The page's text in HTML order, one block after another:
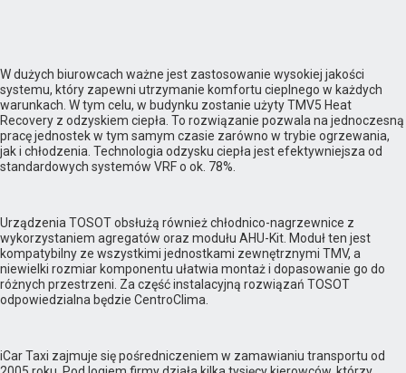
W dużych biurowcach ważne jest zastosowanie wysokiej jakości
systemu, który zapewni utrzymanie komfortu cieplnego w każdych
warunkach. W tym celu, w budynku zostanie użyty TMV5 Heat
Recovery z odzyskiem ciepła. To rozwiązanie pozwala na jednoczesną
pracę jednostek w tym samym czasie zarówno w trybie ogrzewania,
jak i chłodzenia. Technologia odzysku ciepła jest efektywniejsza od
standardowych systemów VRF o ok. 78%.
Urządzenia TOSOT obsłużą również chłodnico-nagrzewnice z
wykorzystaniem agregatów oraz modułu AHU-Kit. Moduł ten jest
kompatybilny ze wszystkimi jednostkami zewnętrznymi TMV, a
niewielki rozmiar komponentu ułatwia montaż i dopasowanie go do
różnych przestrzeni. Za część instalacyjną rozwiązań TOSOT
odpowiedzialna będzie CentroClima.
iCar Taxi zajmuje się pośredniczeniem w zamawianiu transportu od